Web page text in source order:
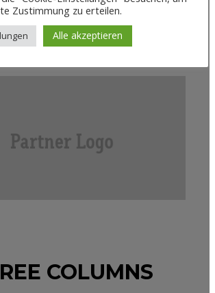
COLUMNS
Zustimmung zu erteilen.
Alle akzeptieren